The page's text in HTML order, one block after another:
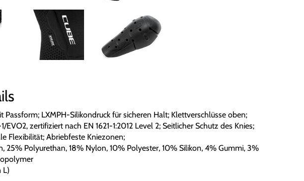
Passform; LXMPH-Silikondruck für sicheren Halt; Klettverschlüsse oben;
EVO2, zertifiziert nach EN 1621-1:2012 Level 2; Seitlicher Schutz des Knies;
Flexibilität; Abriebfeste Kniezonen;
25% Polyurethan, 18% Nylon, 10% Polyester, 10% Silikon, 4% Gummi, 3%
L)